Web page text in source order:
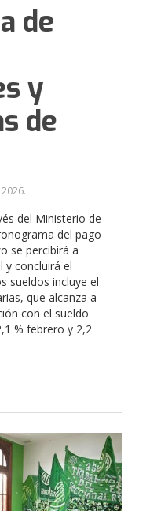
de
y
de
.
del Ministerio de
del pago
se percibirá a
y concluirá el
sueldos incluye el
que alcanza a
con el sueldo
% febrero y 2,2